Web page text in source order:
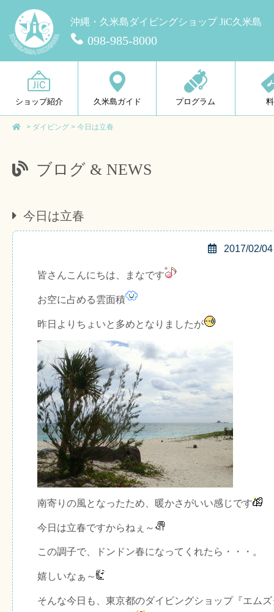
沖縄・久米島ダイビングショップ JiC久米島
098-985-8000
ショップ紹介 久米島ガイド プログラム
> ダイビング > 今日は立春
ブログ & NEWS
今日は立春
2017/02/04
皆さんこんにちは、まなです
お空に占める雲面積
昨日よりちょいと多めとなりましたが
南寄りの風となったため、暖かさがいい感じです
今日は立春ですからねぇ～
この調子で、ドンドン春になってくれたら・・・。
嬉しいなぁ～
そんな今日も、東京都のダイビングショップ『エム